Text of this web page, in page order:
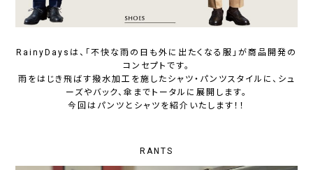
RainyDaysは、「不快な雨の日も外に出たくなる服」が商品開発の
コンセプトです。
雨をはじき飛ばす撥水加工を施したシャツ・パンツスタイルに、シュ
ーズやバック、傘までトータルに展開します。
今回はパンツとシャツを紹介いたします！！
RANTS